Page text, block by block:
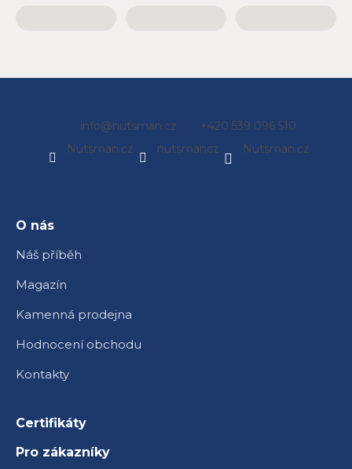
info@nutsman.cz
+420 539 096 510
Nutsman.cz
nutsmancz Nutsman.cz
O nás
Náš příběh
Magazín
Kamenná prodejna
Hodnocení obchodu
Kontakty
Certifikáty
Pro zákazníky